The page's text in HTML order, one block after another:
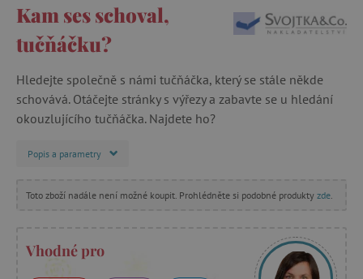
Kam ses schoval,
tučňáčku?
Hledejte společně s námi tučňáčka, který se stále někde
schovává. Otáčejte stránky s výřezy a zabavte se u hledání
okouzlujícího tučňáčka. Najdete ho?
Popis a parametry
Toto zboží nadále není možné koupit. Prohlédněte si podobné produkty zde
Vhodné pro